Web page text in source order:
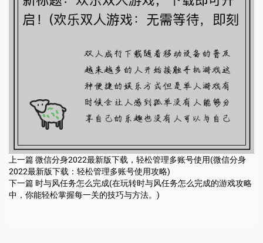
上一篇微信分身2022最新版下载，轻松管理多账号使用(微信分身
2022最新版下载：轻松管理多账号使用攻略)
下一篇 时与风任务怎么完成(在玩转时与风任务怎么完成的游戏攻略
中，你能轻松掌握每一关的技巧与方法。)